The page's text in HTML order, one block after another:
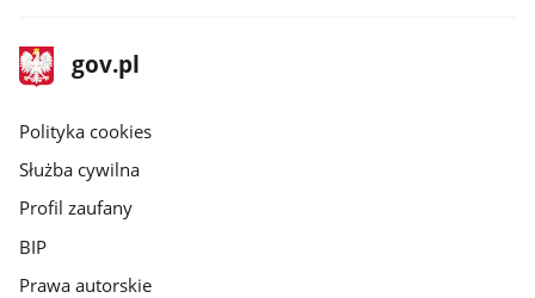
stopka
gov.pl
Strona
gov.pl
gov.pl
Polityka cookies
Służba cywilna
Profil zaufany
BIP
Prawa autorskie